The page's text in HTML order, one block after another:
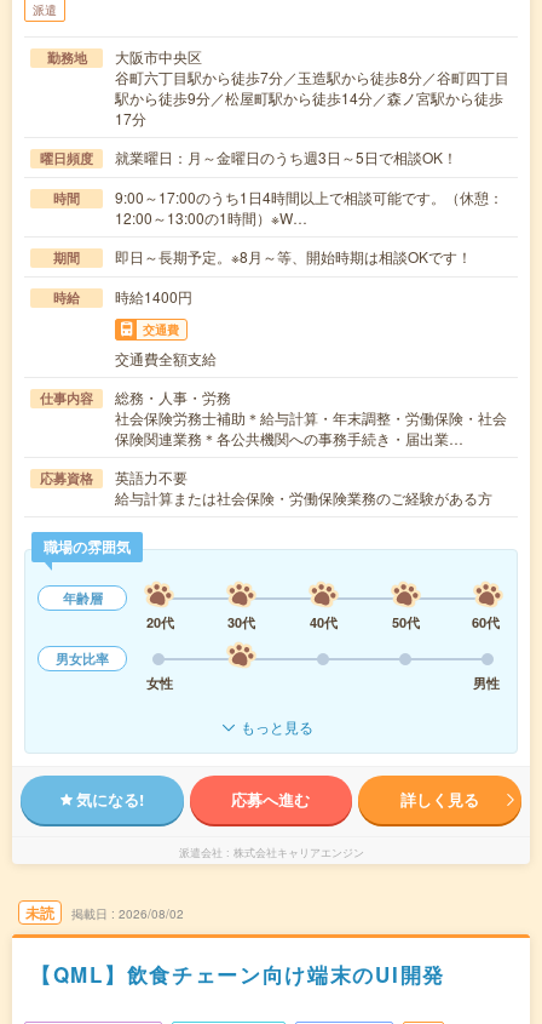
派遣
勤務地
大阪市中央区
谷町六丁目駅から徒歩7分／玉造駅から徒歩8分／谷町四丁目
駅から徒歩9分／松屋町駅から徒歩14分／森ノ宮駅から徒歩
17分
曜日頻度 就業曜日：月～金曜日のうち週3日～5日で相談OK！
時間
9:00～17:00のうち1日4時間以上で相談可能です。（休憩：
12:00～13:00の1時間）※W…
期間 即日～長期予定。※8月～等、開始時期は相談OKです！
時給 時給1400円
交通費
交通費全額支給
仕事内容
総務・人事・労務
社会保険労務士補助＊給与計算・年末調整・労働保険・社会
保険関連業務＊各公共機関への事務手続き・届出業…
応募資格
英語力不要
給与計算または社会保険・労働保険業務のご経験がある方
職場の雰囲気
年齢層
20代
30代 40代 50代
60代
男女比率
女性
男性
もっと見る
気になる! 応募へ進む 詳しく見る
派遣会社 株式会社キャリアエンジン
未読 掲載日 2026/08/02
【QML】飲食チェーン向け端末のUI開発